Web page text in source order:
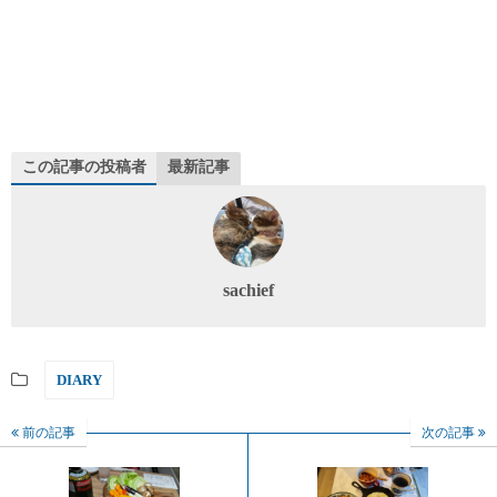
この記事の投稿者 最新記事
sachief
DIARY
前の記事 次の記事